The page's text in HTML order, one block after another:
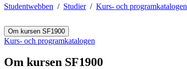
Studentwebben Studier Kurs- och programkatalogen
Om kursen SF1900
Kurs- och programkatalogen
Om kursen SF1900